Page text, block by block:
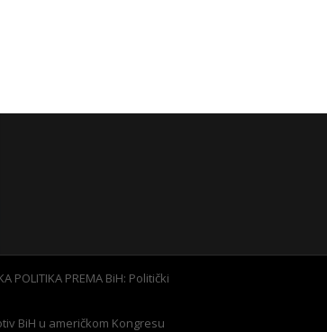
POLITIKA PREMA BiH: Politički
BiH u američkom Kongresu